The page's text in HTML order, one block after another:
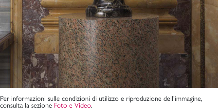
Per informazioni sulle condizioni di utilizzo e riproduzione dell’immagine,
consulta la sezione Foto e Video.